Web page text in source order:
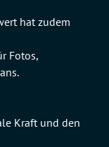
hat zudem
Fotos,
Kraft und den